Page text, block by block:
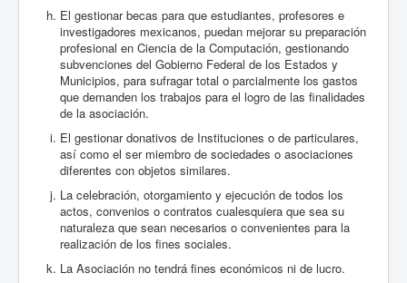
El gestionar becas para que estudiantes, profesores e
investigadores mexicanos, puedan mejorar su preparación
profesional en Ciencia de la Computación, gestionando
subvenciones del Gobierno Federal de los Estados y
Municipios, para sufragar total o parcialmente los gastos
que demanden los trabajos para el logro de las finalidades
de la asociación.
El gestionar donativos de Instituciones o de particulares,
así como el ser miembro de sociedades o asociaciones
diferentes con objetos similares.
La celebración, otorgamiento y ejecución de todos los
actos, convenios o contratos cualesquiera que sea su
naturaleza que sean necesarios o convenientes para la
realización de los fines sociales.
La Asociación no tendrá fines económicos ni de lucro.